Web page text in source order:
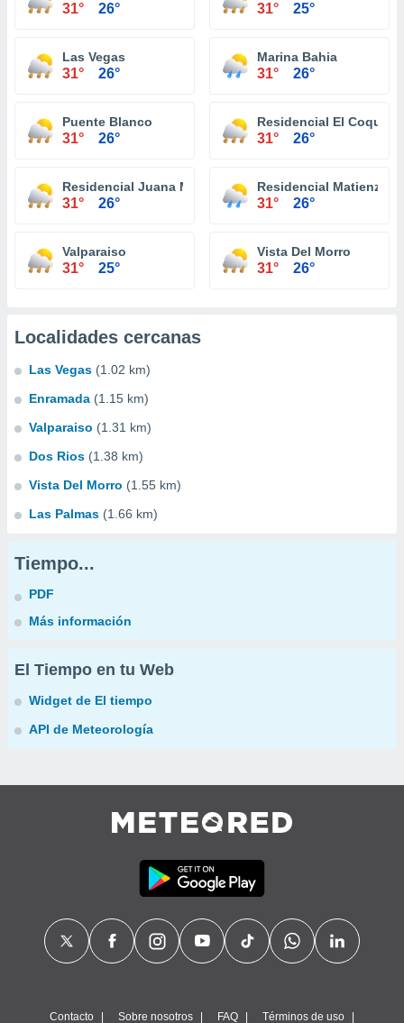
31° 26° 31° 25°
Las Vegas
31° 26°
Marina Bahia
31° 26°
Puente Blanco
31° 26°
Residencial El Coqui
31° 26°
Residencial Juana Matos
31° 26°
Residencial Matienzo
31° 26°
Valparaiso
31° 25°
Vista Del Morro
31° 26°
Localidades cercanas
Las Vegas (1.02 km)
Enramada (1.15 km)
Valparaiso (1.31 km)
Dos Rios (1.38 km)
Vista Del Morro (1.55 km)
Las Palmas (1.66 km)
Tiempo...
PDF
Más información
El Tiempo en tu Web
Widget de El tiempo
API de Meteorología
Contacto Sobre nosotros FAQ Términos de uso